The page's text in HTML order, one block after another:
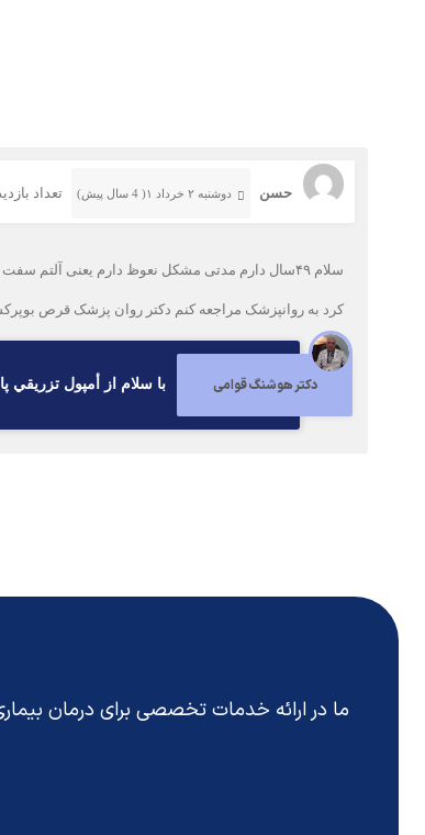
حسن دوشنبه ۲ خرداد ۱( 4 سال پیش) تعداد بازدید:
کرد به روانپزشک مراجعه کنم دکتر روان پزشک قرص بوپرکسیر و لوکستا ۲۰ تجویز کرد الان مشکل که رفع نشده دیر انزال هم
دکتر هوشنگ قوامی با سلام از أمپول تزريقي
ما در ارائه خدمات تخصصی برای درمان